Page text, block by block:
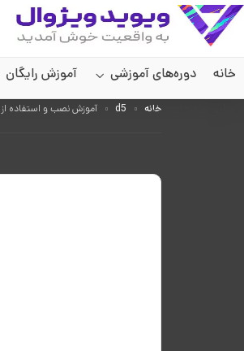
خانه دوره‌های آموزشی آموزش رایگان
خانه d5 آموزش نصب و استفاده از D5 Light در D5 Render